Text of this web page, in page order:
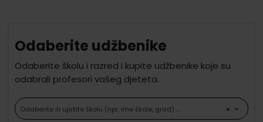
Odaberite udžbenike
Odaberite školu i razred i kupite udžbenike koje su
odabrali profesori vašeg djeteta.
×
Odaberite ili upišite školu (npr. ime škole, grad) ...